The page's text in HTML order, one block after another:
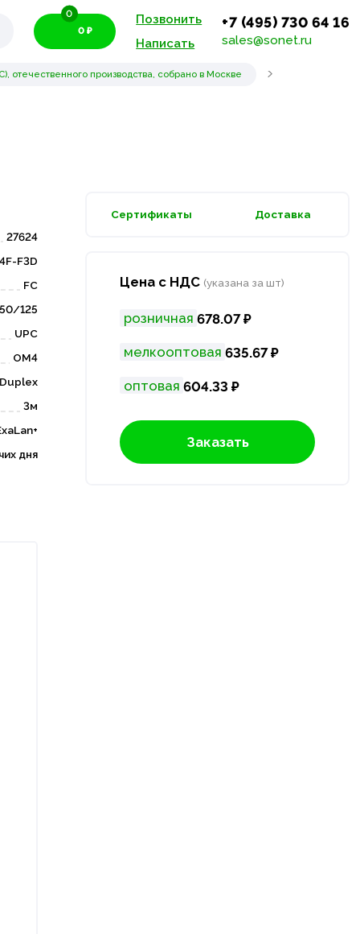
0 ₽
0
Позвонить
Написать
+7 (495) 730 64 16
sales@sonet.ru
отечественного производства, собрано в Москве
27624
F3D
FC
50/125
UPC
OM4
Duplex
3м
дня
Сертификаты Доставка
Цена с НДС (указана за шт)
розничная 678.07 ₽
мелкооптовая 635.67 ₽
оптовая 604.33 ₽
Заказать